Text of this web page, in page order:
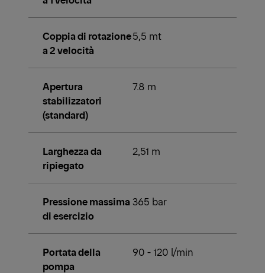
Coppia di rotazione
a 2 velocità
5,5 mt
Apertura
stabilizzatori
(standard)
7.8 m
Larghezza da
ripiegato
2,51 m
Pressione massima
di esercizio
365 bar
Portata della
pompa
90 - 120 l/min